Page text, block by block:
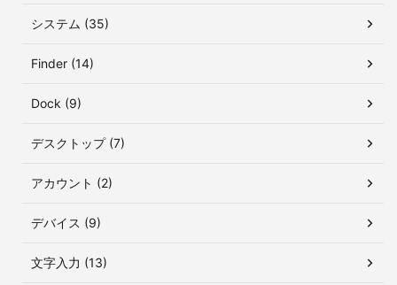
システム (35)
Finder (14)
Dock (9)
デスクトップ (7)
アカウント (2)
デバイス (9)
文字入力 (13)